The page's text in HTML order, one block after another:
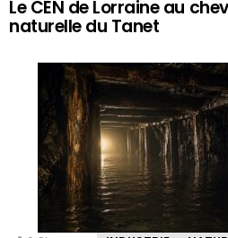
Le CEN de Lorraine au
naturelle du Tanet